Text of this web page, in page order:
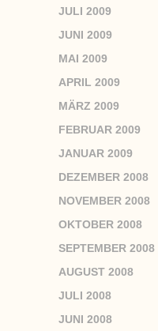
JULI 2009
JUNI 2009
MAI 2009
APRIL 2009
MÄRZ 2009
FEBRUAR 2009
JANUAR 2009
DEZEMBER 2008
NOVEMBER 2008
OKTOBER 2008
SEPTEMBER 2008
AUGUST 2008
JULI 2008
JUNI 2008